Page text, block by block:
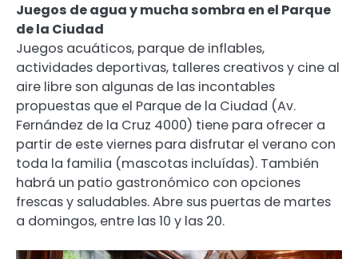
Juegos de agua y mucha sombra en el Parque
de la Ciudad
Juegos acuáticos, parque de inflables,
actividades deportivas, talleres creativos y cine al
aire libre son algunas de las incontables
propuestas que el Parque de la Ciudad (Av.
Fernández de la Cruz 4000) tiene para ofrecer a
partir de este viernes para disfrutar el verano con
toda la familia (mascotas incluídas). También
habrá un patio gastronómico con opciones
frescas y saludables. Abre sus puertas de martes
a domingos, entre las 10 y las 20.